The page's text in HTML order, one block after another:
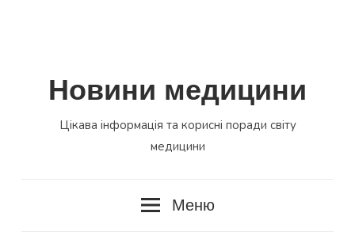
Новини медицини
Цікава інформація та корисні поради світу
медицини
Меню